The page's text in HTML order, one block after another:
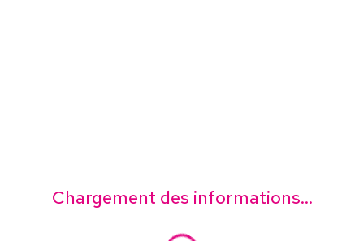
Chargement des informations...